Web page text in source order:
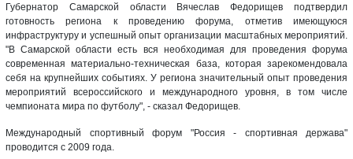
Губернатор Самарской области Вячеслав Федорищев подтвердил
готовность региона к проведению форума, отметив имеющуюся
инфраструктуру и успешный опыт организации масштабных мероприятий.
"В Самарской области есть вся необходимая для проведения форума
современная материально-техническая база, которая зарекомендовала
себя на крупнейших событиях. У региона значительный опыт проведения
мероприятий всероссийского и международного уровня, в том числе
чемпионата мира по футболу", - сказал Федорищев.
Международный спортивный форум "Россия - спортивная держава"
проводится с 2009 года.